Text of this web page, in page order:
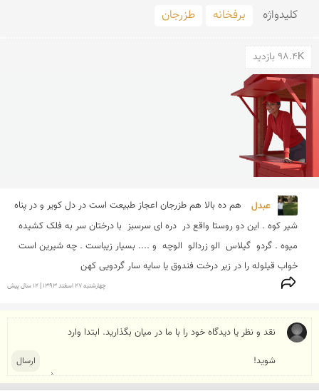
کلید‌واژه برفخانه طزرجان
98.4K بازدید
عبدل
خواب قیلوله را در زیر درخت فندوق یا سایه سار گردویی کهن
چهارشنبه 27 اسفند 1393 | 12 سال پیش